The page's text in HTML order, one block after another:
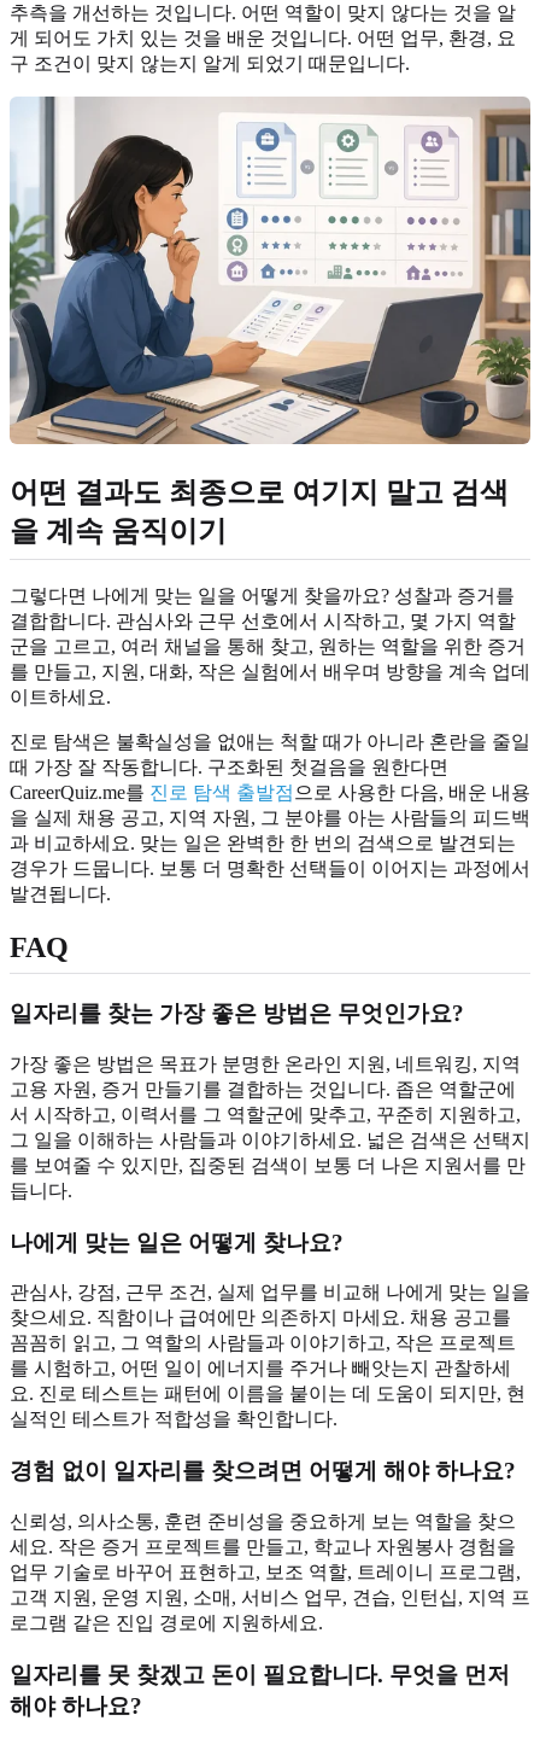
추측을 개선하는 것입니다. 어떤 역할이 맞지 않다는 것을 알
게 되어도 가치 있는 것을 배운 것입니다. 어떤 업무, 환경, 요
구 조건이 맞지 않는지 알게 되었기 때문입니다.
어떤 결과도 최종으로 여기지 말고 검색
을 계속 움직이기
그렇다면 나에게 맞는 일을 어떻게 찾을까요? 성찰과 증거를
결합합니다. 관심사와 근무 선호에서 시작하고, 몇 가지 역할
군을 고르고, 여러 채널을 통해 찾고, 원하는 역할을 위한 증거
를 만들고, 지원, 대화, 작은 실험에서 배우며 방향을 계속 업데
이트하세요.
진로 탐색은 불확실성을 없애는 척할 때가 아니라 혼란을 줄일
때 가장 잘 작동합니다. 구조화된 첫걸음을 원한다면
CareerQuiz.me를 진로 탐색 출발점 으로 사용한 다음, 배운 내용
을 실제 채용 공고, 지역 자원, 그 분야를 아는 사람들의 피드백
과 비교하세요. 맞는 일은 완벽한 한 번의 검색으로 발견되는
경우가 드뭅니다. 보통 더 명확한 선택들이 이어지는 과정에서
발견됩니다.
FAQ
일자리를 찾는 가장 좋은 방법은 무엇인가요?
가장 좋은 방법은 목표가 분명한 온라인 지원, 네트워킹, 지역
고용 자원, 증거 만들기를 결합하는 것입니다. 좁은 역할군에
서 시작하고, 이력서를 그 역할군에 맞추고, 꾸준히 지원하고,
그 일을 이해하는 사람들과 이야기하세요. 넓은 검색은 선택지
를 보여줄 수 있지만, 집중된 검색이 보통 더 나은 지원서를 만
듭니다.
나에게 맞는 일은 어떻게 찾나요?
관심사, 강점, 근무 조건, 실제 업무를 비교해 나에게 맞는 일을
찾으세요. 직함이나 급여에만 의존하지 마세요. 채용 공고를
꼼꼼히 읽고, 그 역할의 사람들과 이야기하고, 작은 프로젝트
를 시험하고, 어떤 일이 에너지를 주거나 빼앗는지 관찰하세
요. 진로 테스트는 패턴에 이름을 붙이는 데 도움이 되지만, 현
실적인 테스트가 적합성을 확인합니다.
경험 없이 일자리를 찾으려면 어떻게 해야 하나요?
신뢰성, 의사소통, 훈련 준비성을 중요하게 보는 역할을 찾으
세요. 작은 증거 프로젝트를 만들고, 학교나 자원봉사 경험을
업무 기술로 바꾸어 표현하고, 보조 역할, 트레이니 프로그램,
고객 지원, 운영 지원, 소매, 서비스 업무, 견습, 인턴십, 지역 프
로그램 같은 진입 경로에 지원하세요.
일자리를 못 찾겠고 돈이 필요합니다. 무엇을 먼저
해야 하나요?